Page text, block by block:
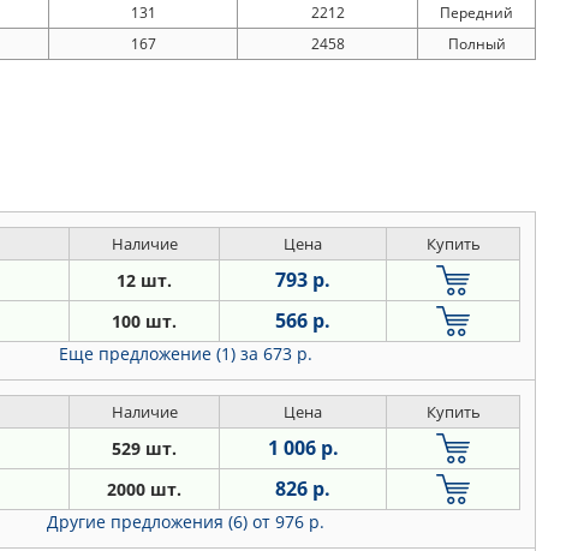
131 2212 Передний
167 2458 Полный
Наличие Цена Купить
12 шт. 793 р.
100 шт. 566 р.
Еще предложение (1) за 673 р.
Наличие Цена Купить
529 шт. 1 006 р.
2000 шт. 826 р.
Другие предложения (6) от 976 р.